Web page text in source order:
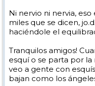
Ni nervio ni nervia,
miles que se dicen,
haciéndole el
Tranquilos amigos!
esquí o se parta por
veo a gente con
bajan como los